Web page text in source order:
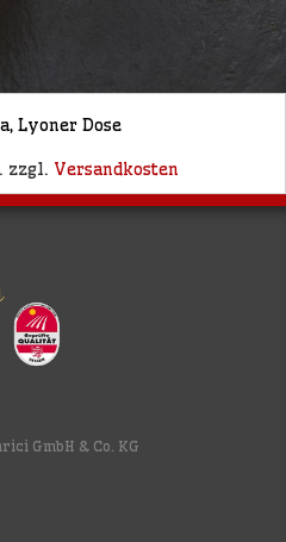
Lyoner Dose
zzgl. Versandkosten
GmbH & Co. KG